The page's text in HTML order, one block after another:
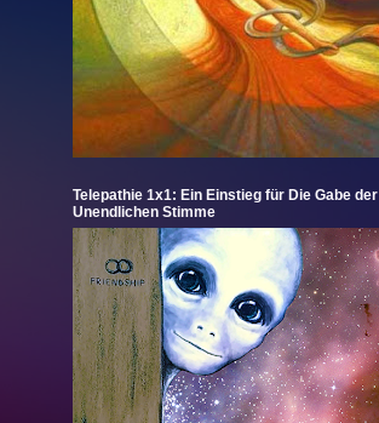
Telepathie 1x1: Ein Einstieg für Die Gabe der
Unendlichen Stimme